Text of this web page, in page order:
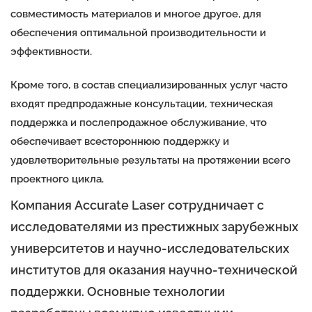
совместимость материалов и многое другое, для
обеспечения оптимальной производительности и
эффективности.
Кроме того, в состав специализированных услуг часто
входят предпродажные консультации, техническая
поддержка и послепродажное обслуживание, что
обеспечивает всестороннюю поддержку и
удовлетворительные результаты на протяжении всего
проектного цикла.
Компания Accurate Laser сотрудничает с
исследователями из престижных зарубежных
университетов и научно-исследовательских
институтов для оказания научно-технической
поддержки. Основные технологии